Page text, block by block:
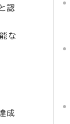
認
な
成